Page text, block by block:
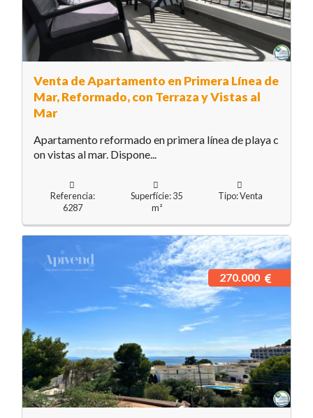
Venta de Apartamento en Primera Línea de
Mar, Reformado, con Terraza y Vistas al
Mar
Apartamento reformado en primera línea de playa c
on vistas al mar. Dispone...
Referencia:
6287
Superfície: 35
m²
Tipo: Venta
270.000